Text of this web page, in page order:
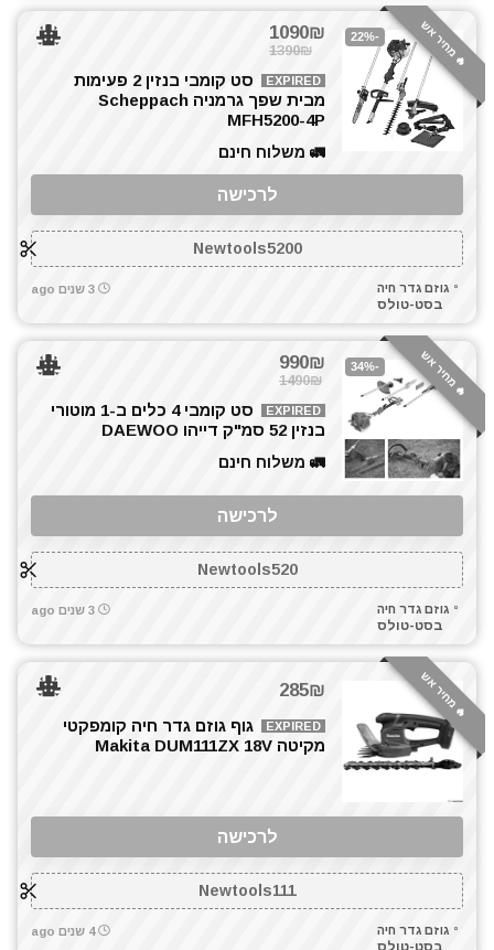
🔥 מחיר אש -22%
1090₪
1390₪
EXPIRED
סט קומבי בנזין 2 פעימות
מבית שפך גרמניה Scheppach
MFH5200-4P
🚛 משלוח חינם
לרכישה
Newtools5200
גוזם גדר חיה
בסט-טולס
3 שנים ago
🔥 מחיר אש -34%
990₪
1490₪
EXPIRED
סט קומבי 4 כלים ב-1 מוטורי
בנזין 52 סמ"ק דייהו DAEWOO
🚛 משלוח חינם
לרכישה
Newtools520
גוזם גדר חיה
בסט-טולס
3 שנים ago
🔥 מחיר אש 285₪
EXPIRED
גוף גוזם גדר חיה קומפקטי
מקיטה Makita DUM111ZX 18V
לרכישה
Newtools111
גוזם גדר חיה
בסט-טולס
4 שנים ago